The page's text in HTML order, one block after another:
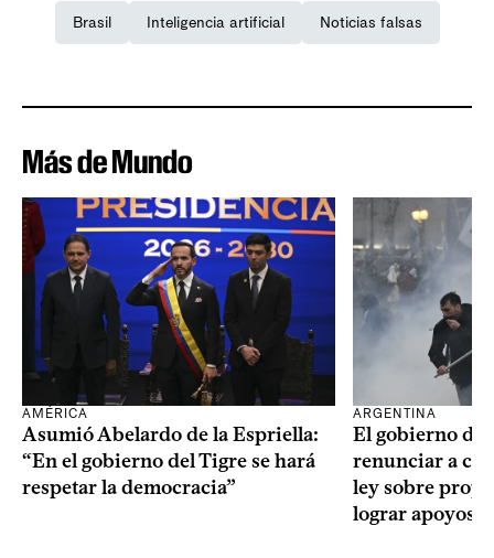
Brasil Inteligencia artificial Noticias falsas
Más de Mundo
AMÉRICA
Asumió Abelardo de la Espriella:
“En el gobierno del Tigre se hará
respetar la democracia”
ARGENTINA
El gobierno de
renunciar a
ley sobre
lograr apoyos